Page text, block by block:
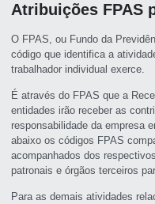
Atribuições FPAS
O FPAS, ou Fundo da
código que identifica a
trabalhador individual exerce.
É através do FPAS que a
entidades irão receber as
responsabilidade da empresa
abaixo os códigos FPAS
acompanhados dos
patronais e órgãos terceiros
Para as demais atividades